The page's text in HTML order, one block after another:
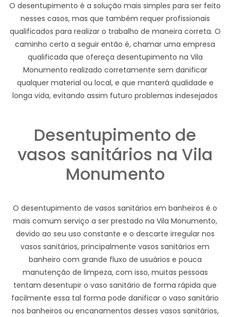
O desentupimento é a solução mais simples para ser feito
nesses casos, mas que também requer profissionais
qualificados para realizar o trabalho de maneira correta. O
caminho certo a seguir então é, chamar uma empresa
qualificada que ofereça desentupimento na Vila
Monumento realizado corretamente sem danificar
qualquer material ou local, e que manterá qualidade e
longa vida, evitando assim futuro problemas indesejados
Desentupimento de
vasos sanitários na Vila
Monumento
O desentupimento de vasos sanitários em banheiros é o
mais comum serviço a ser prestado na Vila Monumento,
devido ao seu uso constante e o descarte irregular nos
vasos sanitários, principalmente vasos sanitários em
banheiro com grande fluxo de usuários e pouca
manutenção de limpeza, com isso, muitas pessoas
tentam desentupir o vaso sanitário de forma rápida que
facilmente essa tal forma pode danificar o vaso sanitário
nos banheiros ou encanamentos desses vasos sanitários,